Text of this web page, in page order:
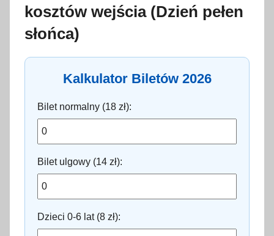
kosztów wejścia (Dzień pełen
słońca)
Kalkulator Biletów 2026
Bilet normalny (18 zł):
Bilet ulgowy (14 zł):
Dzieci 0-6 lat (8 zł):